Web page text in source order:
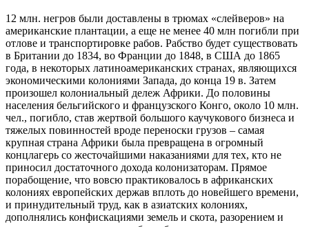
12 млн. негров были доставлены в трюмах «слейверов» на
американские плантации, а еще не менее 40 млн погибли при
отлове и транспортировке рабов. Рабство будет существовать
в Британии до 1834, во Франции до 1848, в США до 1865
года, в некоторых латиноамериканских странах, являющихся
экономическими колониями Запада, до конца 19 в. Затем
произошел колониальный дележ Африки. До половины
населения бельгийского и французского Конго, около 10 млн.
чел., погибло, став жертвой большого каучукового бизнеса и
тяжелых повинностей вроде переноски грузов – самая
крупная страна Африки была превращена в огромный
концлагерь со жесточайшими наказаниями для тех, кто не
приносил достаточного дохода колонизаторам. Прямое
порабощение, что вовсю практиковалось в африканских
колониях европейских держав вплоть до новейшего времени,
и принудительный труд, как в азиатских колониях,
дополнялись конфискациями земель и скота, разорением и